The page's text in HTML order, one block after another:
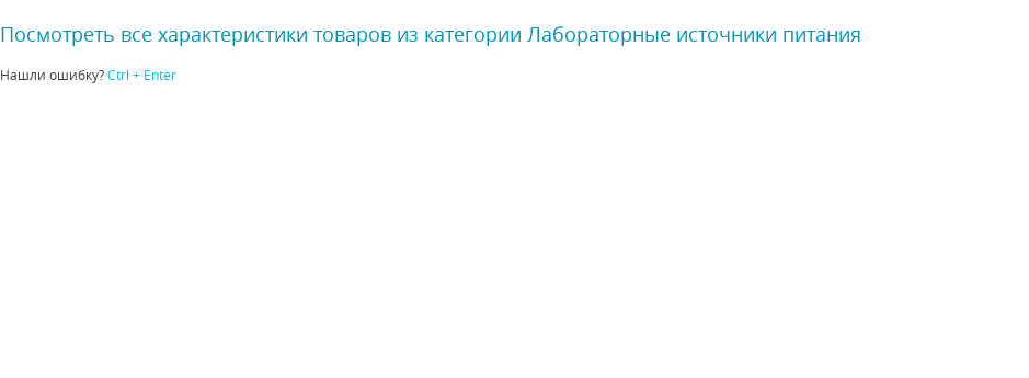
Посмотреть все характеристики товаров из категории Лабораторные источники питания
Нашли ошибку?Ctrl + Enter